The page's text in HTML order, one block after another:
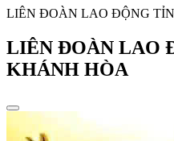
LIÊN ĐOÀN LAO ĐỘNG
LIÊN ĐOÀN LAO
KHÁNH HÒA